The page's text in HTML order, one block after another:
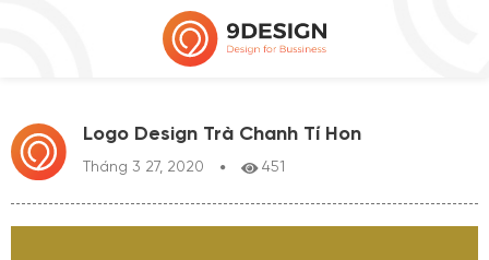
Logo Design Trà Chanh Tí Hon
Tháng 3 27, 2020 451